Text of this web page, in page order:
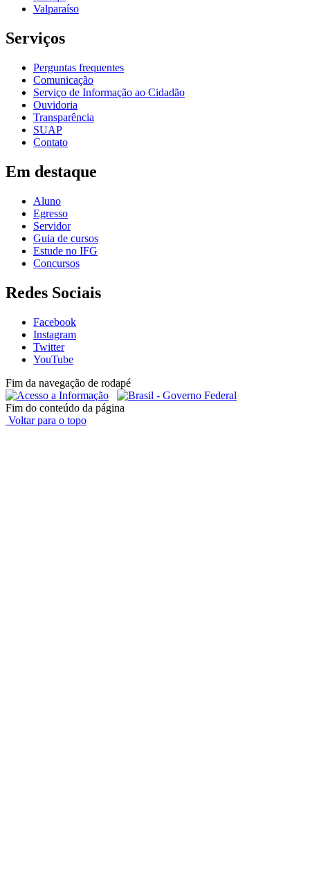
Valparaíso
Serviços
Perguntas frequentes
Comunicação
Serviço de Informação ao Cidadão
Ouvidoria
Transparência
SUAP
Contato
Em destaque
Aluno
Egresso
Servidor
Guia de cursos
Estude no IFG
Concursos
Redes Sociais
Facebook
Instagram
Twitter
YouTube
Fim da navegação de rodapé
Fim do conteúdo da página
Voltar para o topo